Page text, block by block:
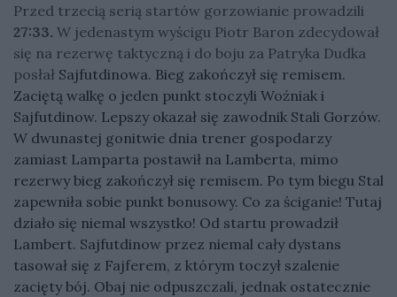
Przed trzecią serią startów gorzowianie prowadzili
27:33. W jedenastym wyścigu Piotr Baron zdecydował
się na rezerwę taktyczną i do boju za Patryka Dudka
posłał Sajfutdinowa. Bieg zakończył się remisem.
Zaciętą walkę o jeden punkt stoczyli Woźniak i
Sajfutdinow. Lepszy okazał się zawodnik Stali Gorzów.
W dwunastej gonitwie dnia trener gospodarzy
zamiast Lamparta postawił na Lamberta, mimo
rezerwy bieg zakończył się remisem. Po tym biegu Stal
zapewniła sobie punkt bonusowy. Co za ściganie! Tutaj
działo się niemal wszystko! Od startu prowadził
Lambert. Sajfutdinow przez niemal cały dystans
tasował się z Fajferem, z którym toczył szalenie
zacięty bój. Obaj nie odpuszczali, jednak ostatecznie